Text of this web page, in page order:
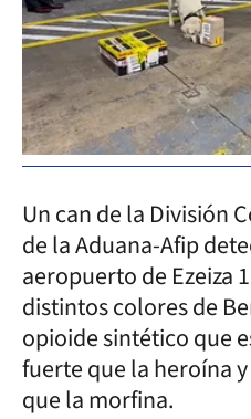
Un can de la División
de la Aduana-Afip
aeropuerto de Ezeiza
distintos colores de
opioide sintético que
fuerte que la heroína
que la morfina.